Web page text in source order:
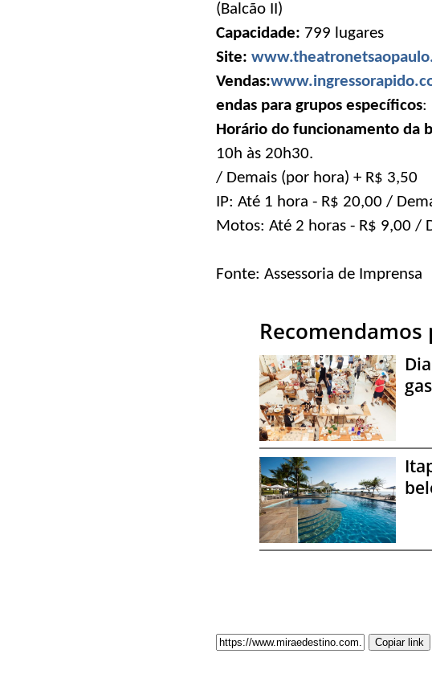
(Balcão II)
Capacidade: 799 lugares
Site:
Vendas:
endas para grupos específicos:
Horário do funcionamento da
10h às 20h30.
/ Demais (por hora) + R$ 3,50
IP: Até 1 hora - R$ 20,00 /
Motos: Até 2 horas - R$ 9,00 /
Fonte: Assessoria de Imprensa
Recomendamos
Copiar link